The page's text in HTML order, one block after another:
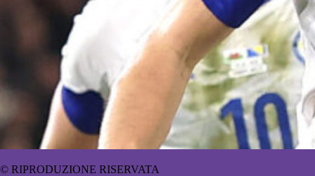
© RIPRODUZIONE RISERVATA